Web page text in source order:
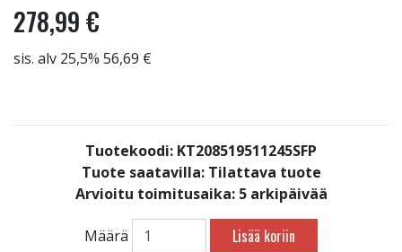
278,99 €
sis. alv 25,5% 56,69 €
Tuotekoodi: KT208519511245SFP
Tuote saatavilla: Tilattava tuote
Arvioitu toimitusaika: 5 arkipäivää
Määrä Lisää koriin